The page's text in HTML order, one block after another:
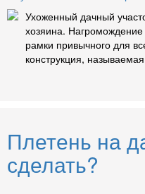
Ухоженный дачный
хозяина.
рамки привычного для
конструкция,
Плетень на
сделать?